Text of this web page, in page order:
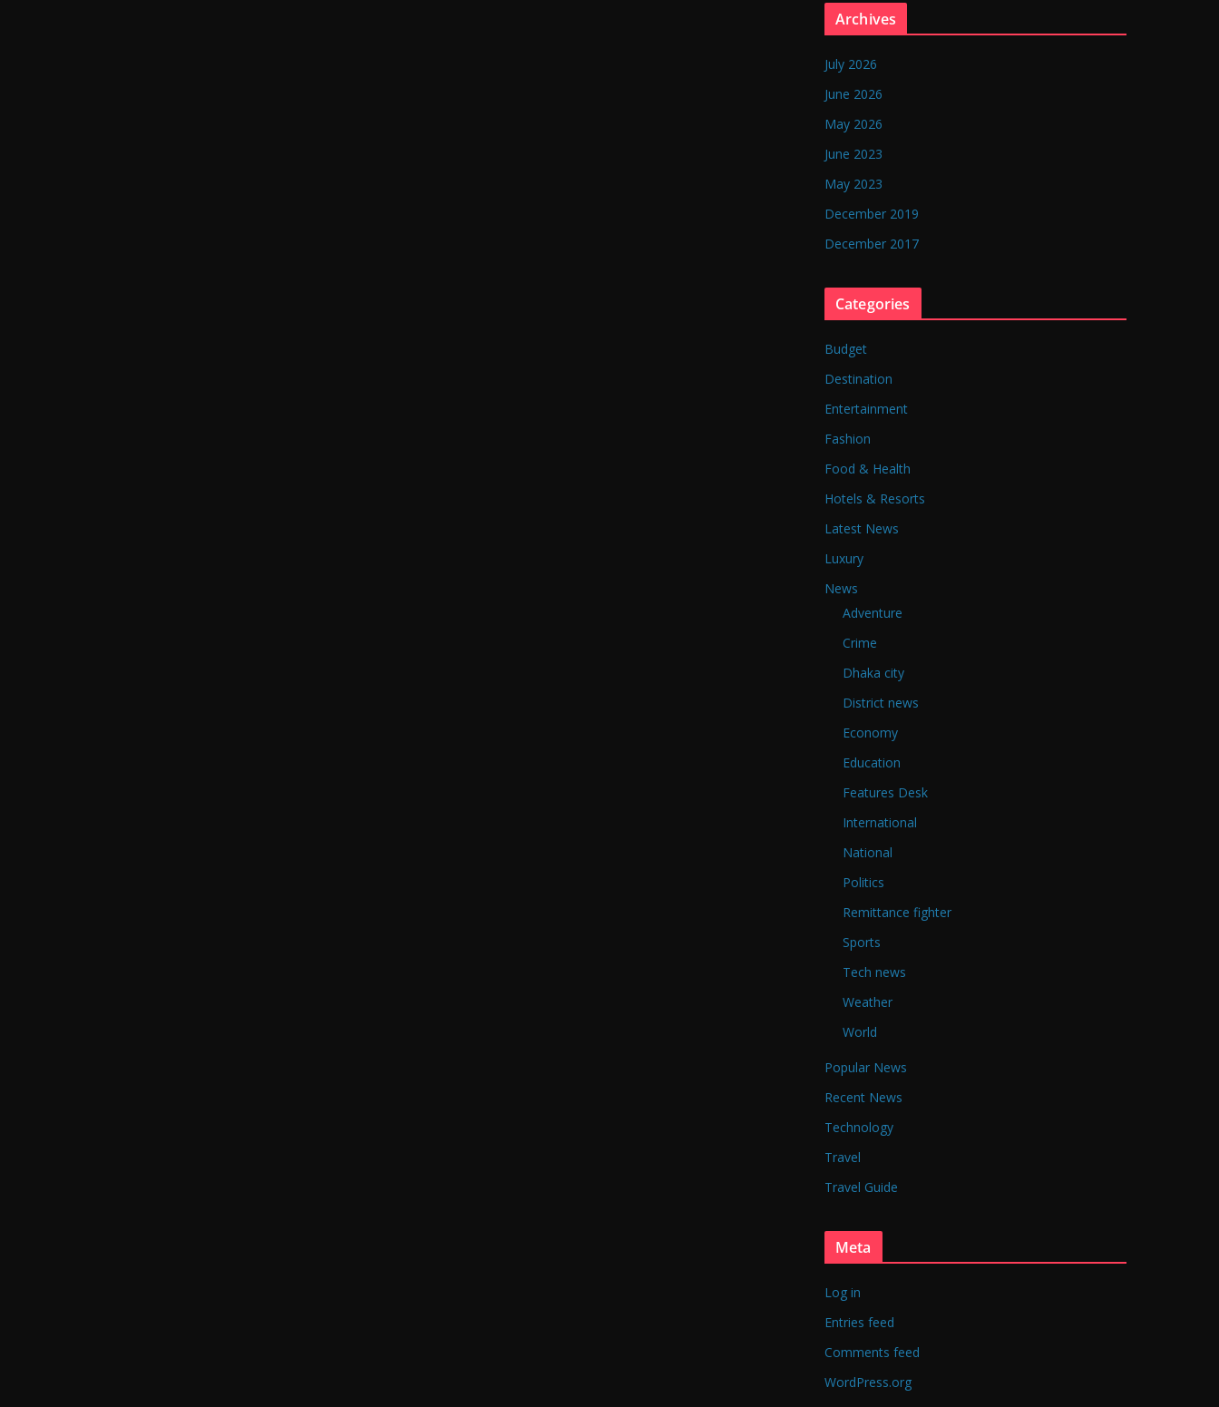
Archives
July 2026
June 2026
May 2026
June 2023
May 2023
December 2019
December 2017
Categories
Budget
Destination
Entertainment
Fashion
Food & Health
Hotels & Resorts
Latest News
Luxury
News
Adventure
Crime
Dhaka city
District news
Economy
Education
Features Desk
International
National
Politics
Remittance fighter
Sports
Tech news
Weather
World
Popular News
Recent News
Technology
Travel
Travel Guide
Meta
Log in
Entries feed
Comments feed
WordPress.org